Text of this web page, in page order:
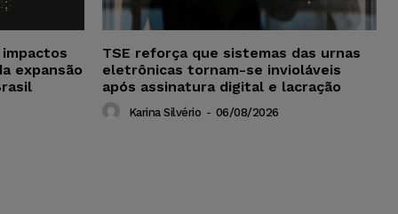
expansão
TSE reforça que sistemas das urnas
eletrônicas tornam-se invioláveis
após assinatura digital e lacração
Karina Silvério - 06/08/2026